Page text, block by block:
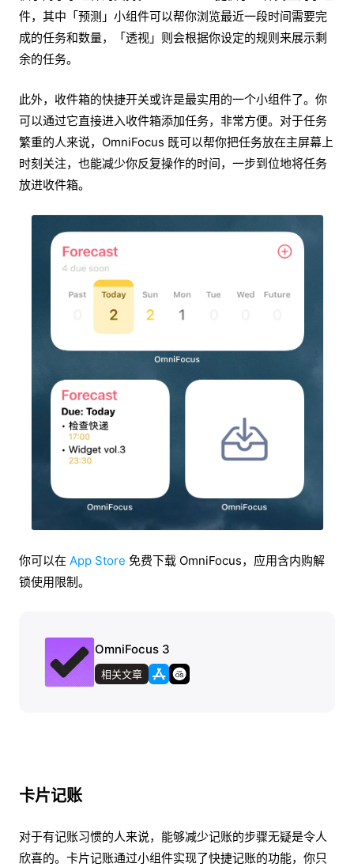
件，其中「预测」小组件可以帮你浏览最近一段时间需要完
成的任务和数量，「透视」则会根据你设定的规则来展示剩
余的任务。
此外，收件箱的快捷开关或许是最实用的一个小组件了。你
可以通过它直接进入收件箱添加任务，非常方便。对于任务
繁重的人来说，OmniFocus 既可以帮你把任务放在主屏幕上
时刻关注，也能减少你反复操作的时间，一步到位地将任务
放进收件箱。
你可以在 App Store 免费下载 OmniFocus，应用含内购解
锁使用限制。
OmniFocus 3
相关文章
卡片记账
对于有记账习惯的人来说，能够减少记账的步骤无疑是令人
欣喜的。卡片记账通过小组件实现了快捷记账的功能，你只